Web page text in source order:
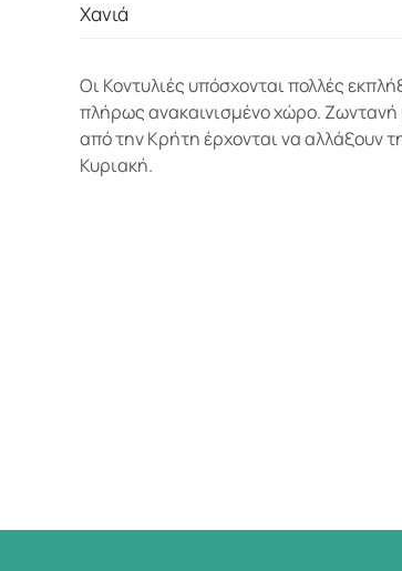
Χανιά
Οι Κοντυλιές υπόσχονται πολλές
πλήρως ανακαινισμένο χώρο. Ζωντανή
από την Κρήτη έρχονται να αλλάξουν
Κυριακή.